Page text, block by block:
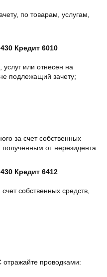
по товарам, услугам,
Кредит 6010
услуг или отнесен на
подлежащий зачету;
за счет собственных
полученным от нерезидента
Кредит 6412
собственных средств,
отражайте проводками: